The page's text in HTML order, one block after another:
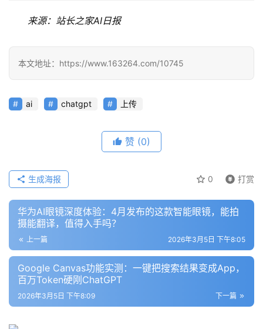
好
文
模
型
框
架
报
告
来源：站长之家AI日报
本文地址：https://www.163264.com/10745
ai chatgpt 上传
赞 (0)
0 打赏
生成海报
华为AI眼镜深度体验：4月发布的这款智能眼镜，能拍
摄能翻译，值得入手吗？
上一篇 2026年3月5日 下午8:05
Google Canvas功能实测：一键把搜索结果变成App，
百万Token硬刚ChatGPT
下一篇
2026年3月5日 下午8:09